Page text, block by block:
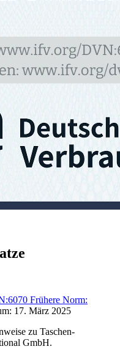
Frühere Norm:
17. März 2025
zu Taschen-
GmbH.